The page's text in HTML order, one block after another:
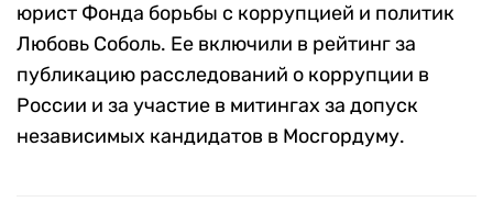
юрист Фонда борьбы с коррупцией и политик
Любовь Соболь. Ее включили в рейтинг за
публикацию расследований о коррупции в
России и за участие в митингах за допуск
независимых кандидатов в Мосгордуму.